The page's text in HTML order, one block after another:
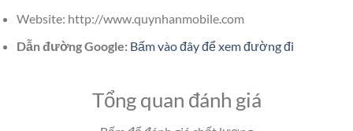
Website: http://www.quynhanmobile.com
Dẫn đường Google: Bấm vào đây để xem đường đi
Tổng quan đánh giá